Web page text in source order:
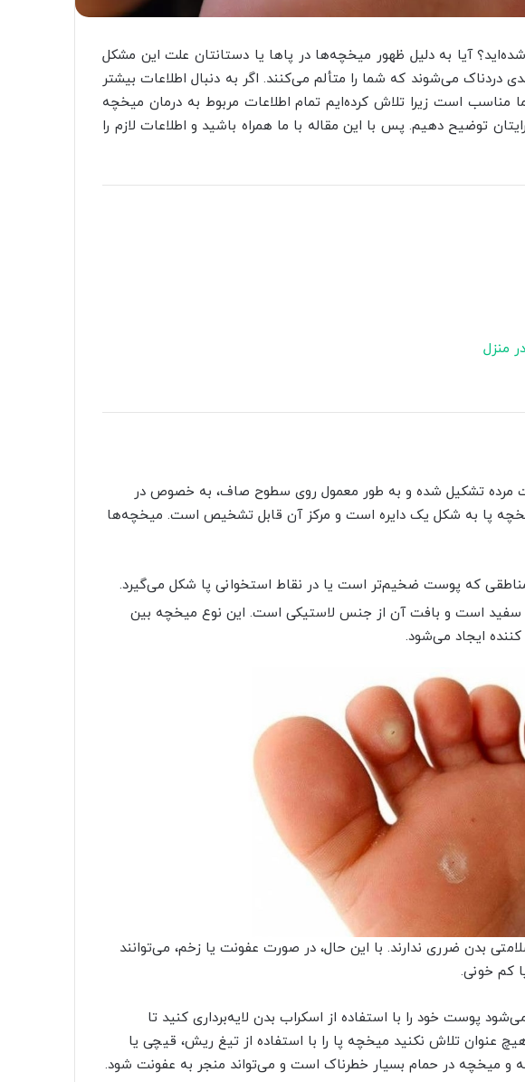
آیا به دلیل ظهور میخچه‌ها در پاها یا دستانتان علت این مشکل
می‌شوند که شما را متألم می‌کنند. اگر به دنبال اطلاعات بیشتر
مناسب است زیرا تلاش کرده‌ایم تمام اطلاعات مربوط به درمان میخچه
توضیح دهیم. پس با این مقاله با ما همراه باشید و اطلاعات لازم را
منزل
مرده تشکیل شده و به طور معمول روی سطوح صاف، به خصوص در
پا به شکل یک دایره است و مرکز آن قابل تشخیص است. میخچه‌ها
که پوست ضخیم‌تر است یا در نقاط استخوانی پا شکل می‌گیرد.
سفید است و بافت آن از جنس لاستیکی است. این نوع میخچه بین
ایجاد می‌شود.
بدن ضرری ندارند. با این حال، در صورت عفونت یا زخم، می‌توانند
کم خونی.
پوست خود را با استفاده از اسکراب بدن لایه‌برداری کنید تا
عنوان تلاش نکنید میخچه پا را با استفاده از تیغ ریش، قیچی یا
و میخچه در حمام بسیار خطرناک است و می‌تواند منجر به عفونت شود.